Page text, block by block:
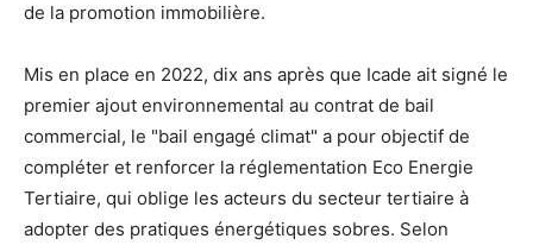
de la promotion immobilière.
Mis en place en 2022, dix ans après que Icade ait signé le
premier ajout environnemental au contrat de bail
commercial, le "bail engagé climat" a pour objectif de
compléter et renforcer la réglementation Eco Energie
Tertiaire, qui oblige les acteurs du secteur tertiaire à
adopter des pratiques énergétiques sobres. Selon